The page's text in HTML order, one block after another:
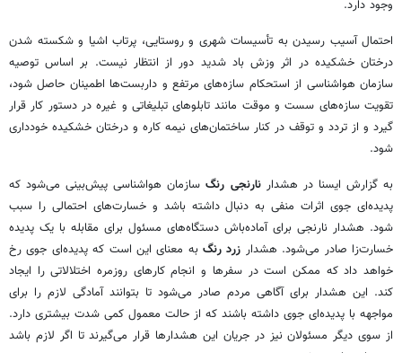
وجود دارد.
احتمال آسیب رسیدن به تأسیسات شهری و روستایی، پرتاب اشیا و شکسته شدن
درختان خشکیده در اثر وزش باد شدید دور از انتظار نیست. بر اساس توصیه
سازمان هواشناسی از استحکام سازه‌های مرتفع و داربست‌ها اطمینان حاصل شود،
تقویت سازه‌های سست و موقت مانند تابلوهای تبلیغاتی و غیره در دستور کار قرار
گیرد و از تردد و توقف در کنار ساختمان‌های نیمه کاره و درختان خشکیده خودداری
شود.
به گزارش ایسنا در هشدارنارنجی ‌رنگسازمان هواشناسی پیش‌بینی می‌شود که
پدیده‌ای جوی اثرات منفی به دنبال داشته باشد و خسارت‌های احتمالی را سبب
شود. هشدار نارنجی برای آماده‌باش دستگاه‌های مسئول برای مقابله با یک پدیده
خسارت‌زا صادر می‌شود. هشدار زرد رنگبه معنای این است که پدیده‌ای جوی رخ
خواهد داد که ممکن است در سفرها و انجام کارهای روزمره اختلالاتی را ایجاد
کند. این هشدار برای آگاهی مردم صادر می‌شود تا بتوانند آمادگی لازم را برای
مواجهه با پدیده‌ای جوی داشته باشند که از حالت معمول کمی شدت بیشتری دارد.
از سوی دیگر مسئولان نیز در جریان این هشدارها قرار می‌گیرند تا اگر لازم باشد